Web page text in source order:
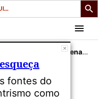
Violência contra indígenas explodiu durante era Bolsonaro
fontes do
como